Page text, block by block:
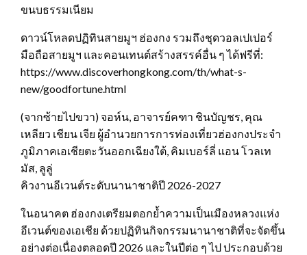
ขนบธรรมเนียม
ดาวน์โหลดปฏิทินสายมูฯ ฮ่องกง รวมถึงชุดวอลเปเปอร์
มือถือสายมูฯ และคอนเทนต์สร้างสรรค์อื่น ๆ ได้ฟรีที่:
https://www.discoverhongkong.com/th/what-s-
new/goodfortune.html
(จากซ้ายไปขวา) จอห์น, อาจารย์คฑา ชินบัญชร, คุณ
เหลียว เชียน เจีย ผู้อำนวยการการท่องเที่ยวฮ่องกงประจำ
ภูมิภาคเอเชียตะวันออกเฉียงใต้, คิมเบอร์ลี่ แอน โวลเท
มัส, ลูลู่
คิวงานอีเวนต์ระดับนานาชาติปี 2026-2027
ในอนาคต ฮ่องกงเตรียมตอกย้ำความเป็นเมืองหลวงแห่ง
อีเวนต์ของเอเชีย ด้วยปฏิทินกิจกรรมนานาชาติที่จะจัดขึ้น
อย่างต่อเนื่องตลอดปี 2026 และในปีต่อ ๆ ไป ประกอบด้วย